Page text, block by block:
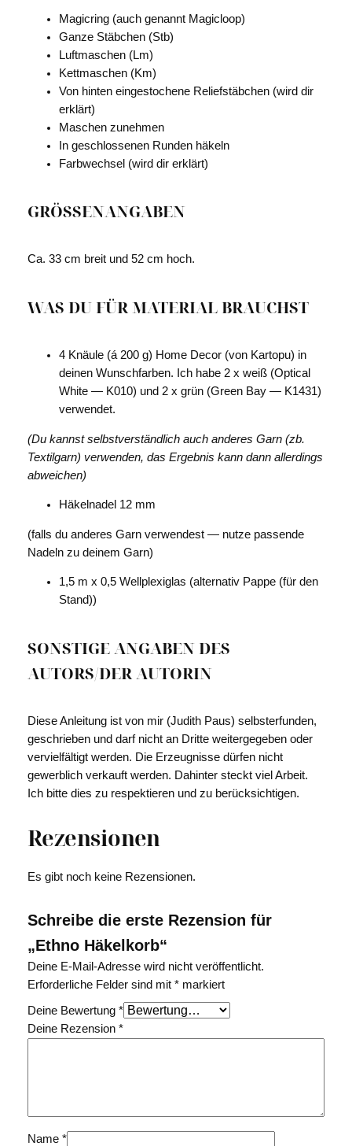
Magicring (auch genannt Magicloop)
Ganze Stäbchen (Stb)
Luftmaschen (Lm)
Kettmaschen (Km)
Von hinten eingestochene Reliefstäbchen (wird dir
erklärt)
Maschen zunehmen
In geschlossenen Runden häkeln
Farbwechsel (wird dir erklärt)
GRÖSSENANGABEN
Ca. 33 cm breit und 52 cm hoch.
WAS DU FÜR MATERIAL BRAUCHST
4 Knäule (á 200 g) Home Decor (von Kartopu) in
deinen Wunschfarben. Ich habe 2 x weiß (Optical
White — K010) und 2 x grün (Green Bay — K1431)
verwendet.
(Du kannst selbstverständlich auch anderes Garn (zb.
Textilgarn) verwenden, das Ergebnis kann dann allerdings
abweichen)
Häkelnadel 12 mm
(falls du anderes Garn verwendest — nutze passende
Nadeln zu deinem Garn)
1,5 m x 0,5 Wellplexiglas (alternativ Pappe (für den
Stand))
SONSTIGE ANGABEN DES
AUTORS/DER AUTORIN
Diese Anleitung ist von mir (Judith Paus) selbsterfunden,
geschrieben und darf nicht an Dritte weitergegeben oder
vervielfältigt werden. Die Erzeugnisse dürfen nicht
gewerblich verkauft werden. Dahinter steckt viel Arbeit.
Ich bitte dies zu respektieren und zu berücksichtigen.
Rezensionen
Es gibt noch keine Rezensionen.
Schreibe die erste Rezension für
„Ethno Häkelkorb“
Deine E-Mail-Adresse wird nicht veröffentlicht.
Erforderliche Felder sind mit *markiert
Deine Bewertung *
Deine Rezension *
Name *